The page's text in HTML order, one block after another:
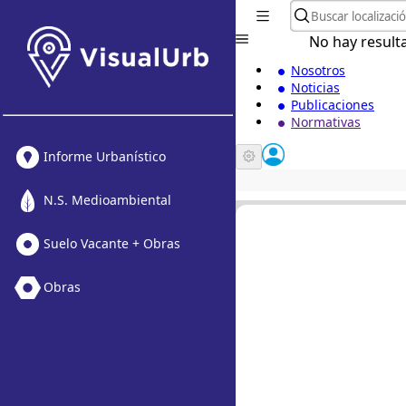
Informe Urbanístico
N.S. Medioambiental
Suelo Vacante + Obras
Obras
No hay
Nosotros
Noticias
Publicaciones
Normativas